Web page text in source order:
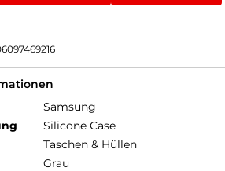
Samsung
Silicone Case
Taschen & Hüllen
Grau